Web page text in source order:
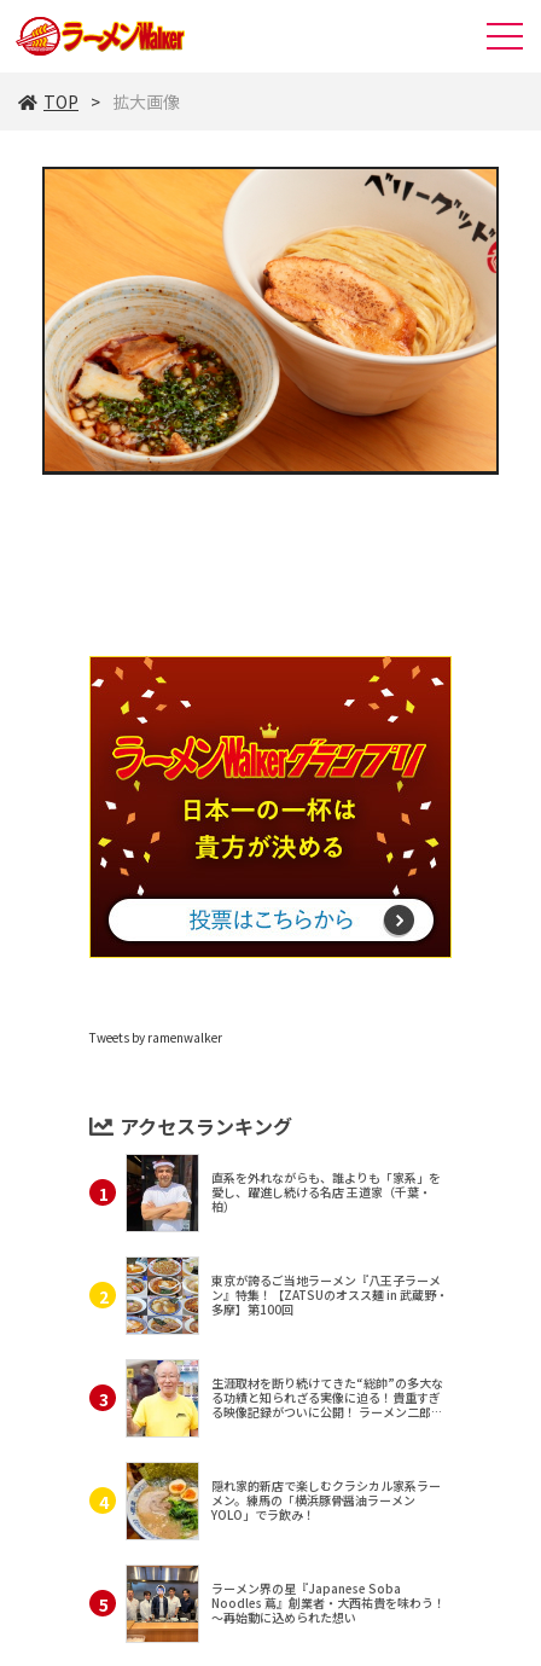
TOP 拡大画像
Tweets by ramenwalker
アクセスランキング
直系を外れながらも、誰よりも「家系」を
愛し、躍進し続ける名店 王道家（千葉・
柏）
東京が誇るご当地ラーメン『八王子ラーメ
ン』特集！【ZATSUのオスス麺 in 武蔵野・
多摩】第100回
生涯取材を断り続けてきた“総帥”の多大な
る功績と知られざる実像に迫る！貴重すぎ
る映像記録がついに公開！ ラーメン二郎
隠れ家的新店で楽しむクラシカル家系ラー
メン。練馬の「横浜豚骨醤油ラーメン
YOLO」でラ飲み！
ラーメン界の星『Japanese Soba
Noodles 蔦』創業者・大西祐貴を味わう！
～再始動に込められた想い